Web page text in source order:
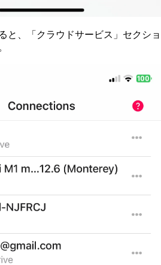
と、「クラウドサービス」セクショ